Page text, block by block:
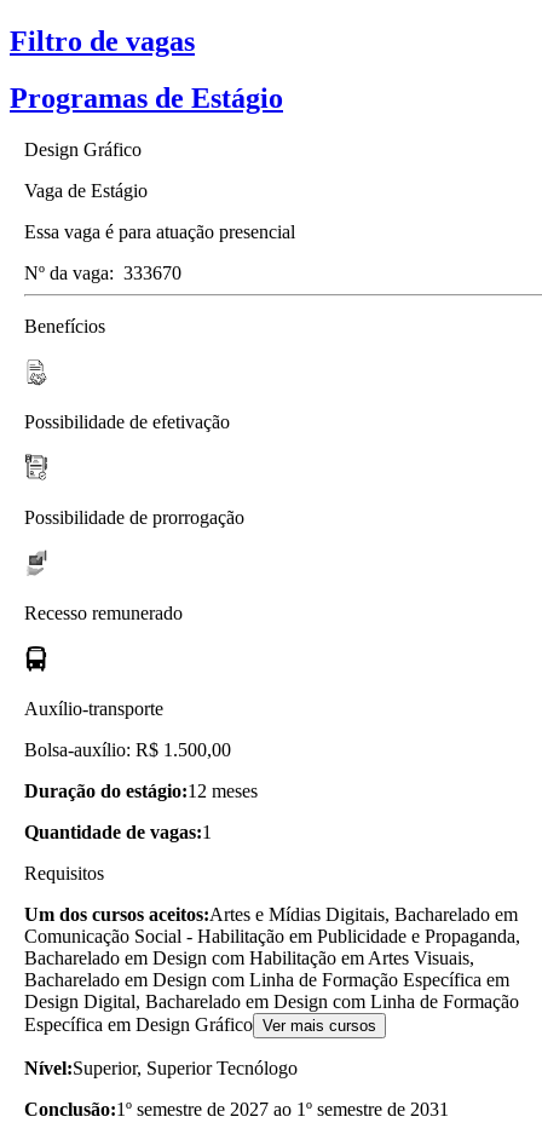
Filtro de vagas
Programas de Estágio
Design Gráfico
Vaga de Estágio
Essa vaga é para atuação presencial
Nº da vaga: 333670
Benefícios
Possibilidade de efetivação
Possibilidade de prorrogação
Recesso remunerado
Auxílio-transporte
Bolsa-auxílio: R$ 1.500,00
Duração do estágio:12 meses
Quantidade de vagas:1
Requisitos
Um dos cursos aceitos:Artes e Mídias Digitais, Bacharelado em
Comunicação Social - Habilitação em Publicidade e Propaganda,
Bacharelado em Design com Habilitação em Artes Visuais,
Bacharelado em Design com Linha de Formação Específica em
Design Digital, Bacharelado em Design com Linha de Formação
Específica em Design Gráfico Ver mais cursos
Nível:Superior, Superior Tecnólogo
Conclusão:1º semestre de 2027 ao 1º semestre de 2031